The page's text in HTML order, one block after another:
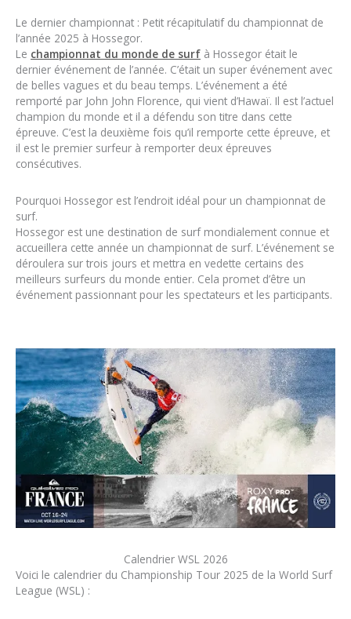
Le dernier championnat : Petit récapitulatif du championnat de
l’année 2025 à Hossegor.
Le championnat du monde de surf à Hossegor était le
dernier événement de l’année. C’était un super événement avec
de belles vagues et du beau temps. L’événement a été
remporté par John John Florence, qui vient d’Hawaï. Il est l’actuel
champion du monde et il a défendu son titre dans cette
épreuve. C’est la deuxième fois qu’il remporte cette épreuve, et
il est le premier surfeur à remporter deux épreuves
consécutives.
Pourquoi Hossegor est l’endroit idéal pour un championnat de
surf.
Hossegor est une destination de surf mondialement connue et
accueillera cette année un championnat de surf. L’événement se
déroulera sur trois jours et mettra en vedette certains des
meilleurs surfeurs du monde entier. Cela promet d’être un
événement passionnant pour les spectateurs et les participants.
Calendrier WSL 2026
Voici le calendrier du Championship Tour 2025 de la World Surf
League (WSL) :